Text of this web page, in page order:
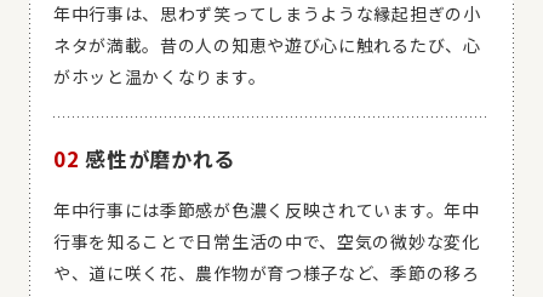
年中行事は、思わず笑ってしまうような縁起担ぎの小
ネタが満載。昔の人の知恵や遊び心に触れるたび、心
がホッと温かくなります。
02 感性が磨かれる
年中行事には季節感が色濃く反映されています。年中
行事を知ることで日常生活の中で、空気の微妙な変化
や、道に咲く花、農作物が育つ様子など、季節の移ろ